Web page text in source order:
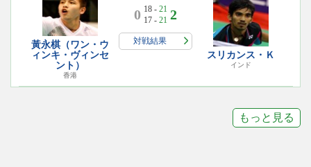
黃永棋（ワン・ウ
ィンキ・ヴィンセ
ント）
香港
0 18 - 21
17 - 21 2
対戦結果
スリカンス・Ｋ
インド
もっと見る